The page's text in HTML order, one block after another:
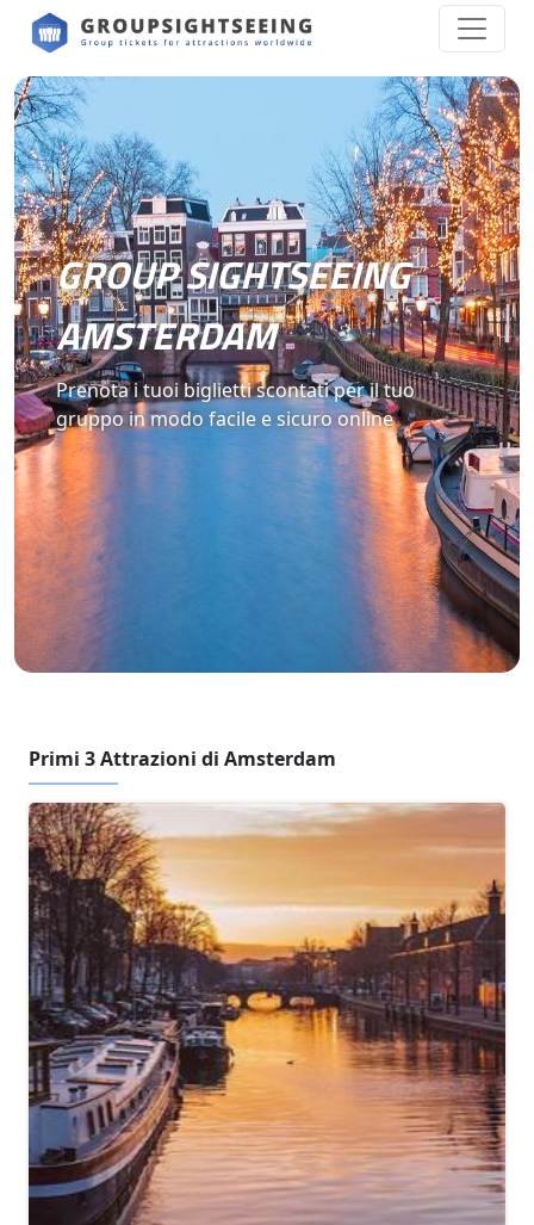
GROUP SIGHTSEEING
AMSTERDAM
Prenota i tuoi biglietti scontati per il tuo
gruppo in modo facile e sicuro online
Primi 3 Attrazioni di Amsterdam